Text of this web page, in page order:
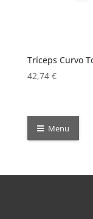
Tríceps Curvo
42,74 €
Menu